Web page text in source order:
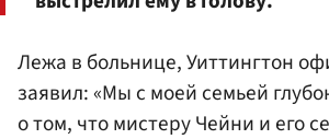
Лежа в больнице, Уиттингтон
заявил: «Мы с моей семьей
о том, что мистеру Чейни и его